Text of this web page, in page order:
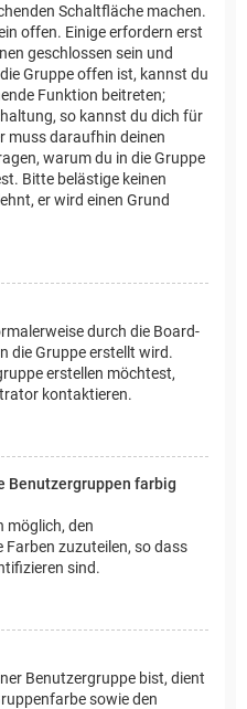
Schaltfläche machen.
offen. Einige erfordern erst
geschlossen sein und
Gruppe offen ist, kannst du
Funktion beitreten;
so kannst du dich für
muss daraufhin deinen
warum du in die Gruppe
Bitte belästige keinen
er wird einen Grund
durch die Board-
die Gruppe erstellt wird.
erstellen möchtest,
kontaktieren.
Benutzergruppen farbig
möglich, den
zuzuteilen, so dass
sind.
Benutzergruppe bist, dient
sowie den